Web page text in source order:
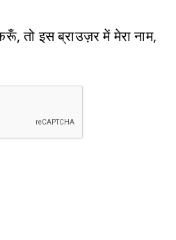
तो इस ब्राउज़र में मेरा नाम,